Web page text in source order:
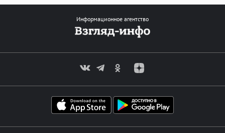
Информационное агентство